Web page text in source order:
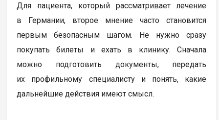
Для пациента, который рассматривает лечение
в Германии, второе мнение часто становится
первым безопасным шагом. Не нужно сразу
покупать билеты и ехать в клинику. Сначала
можно подготовить документы, передать
их профильному специалисту и понять, какие
дальнейшие действия имеют смысл.